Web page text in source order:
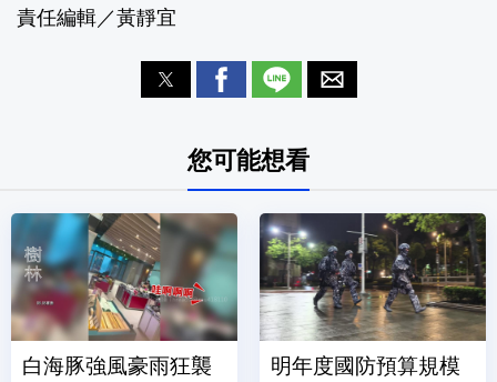
責任編輯／黃靜宜
您可能想看
白海豚強風豪雨狂襲
明年度國防預算規模